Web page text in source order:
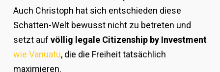
Auch Christoph hat sich entschieden diese
Schatten-Welt bewusst nicht zu betreten und
setzt auf völlig legale Citizenship by Investment
wie Vanuatu, die die Freiheit tatsächlich
maximieren.